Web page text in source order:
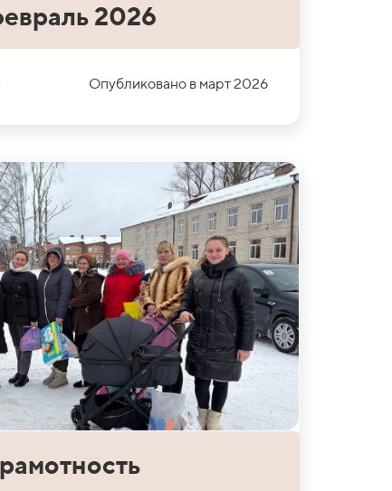
2026
Опубликовано в март 2026